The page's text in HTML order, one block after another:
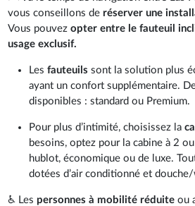
vous conseillons de réserver une
Vous pouvezopter entre le fauteuil
usage exclusif.
Lesfauteuilssont la solution plus
ayant un confort supplémentaire.
disponibles : standard ou Premium.
Pour plus d’intimité, choisissez la
besoins, optez pour la cabine à 2
hublot, économique ou de luxe.
dotées d’air conditionné et
♿ Les personnes à mobilité réduite ou